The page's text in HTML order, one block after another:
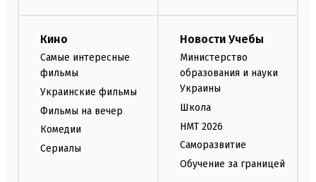
Кино
Самые интересные
фильмы
Украинские фильмы
Фильмы на вечер
Комедии
Сериалы
Новости Учебы
Министерство
образования и науки
Украины
Школа
НМТ 2026
Саморазвитие
Обучение за границей